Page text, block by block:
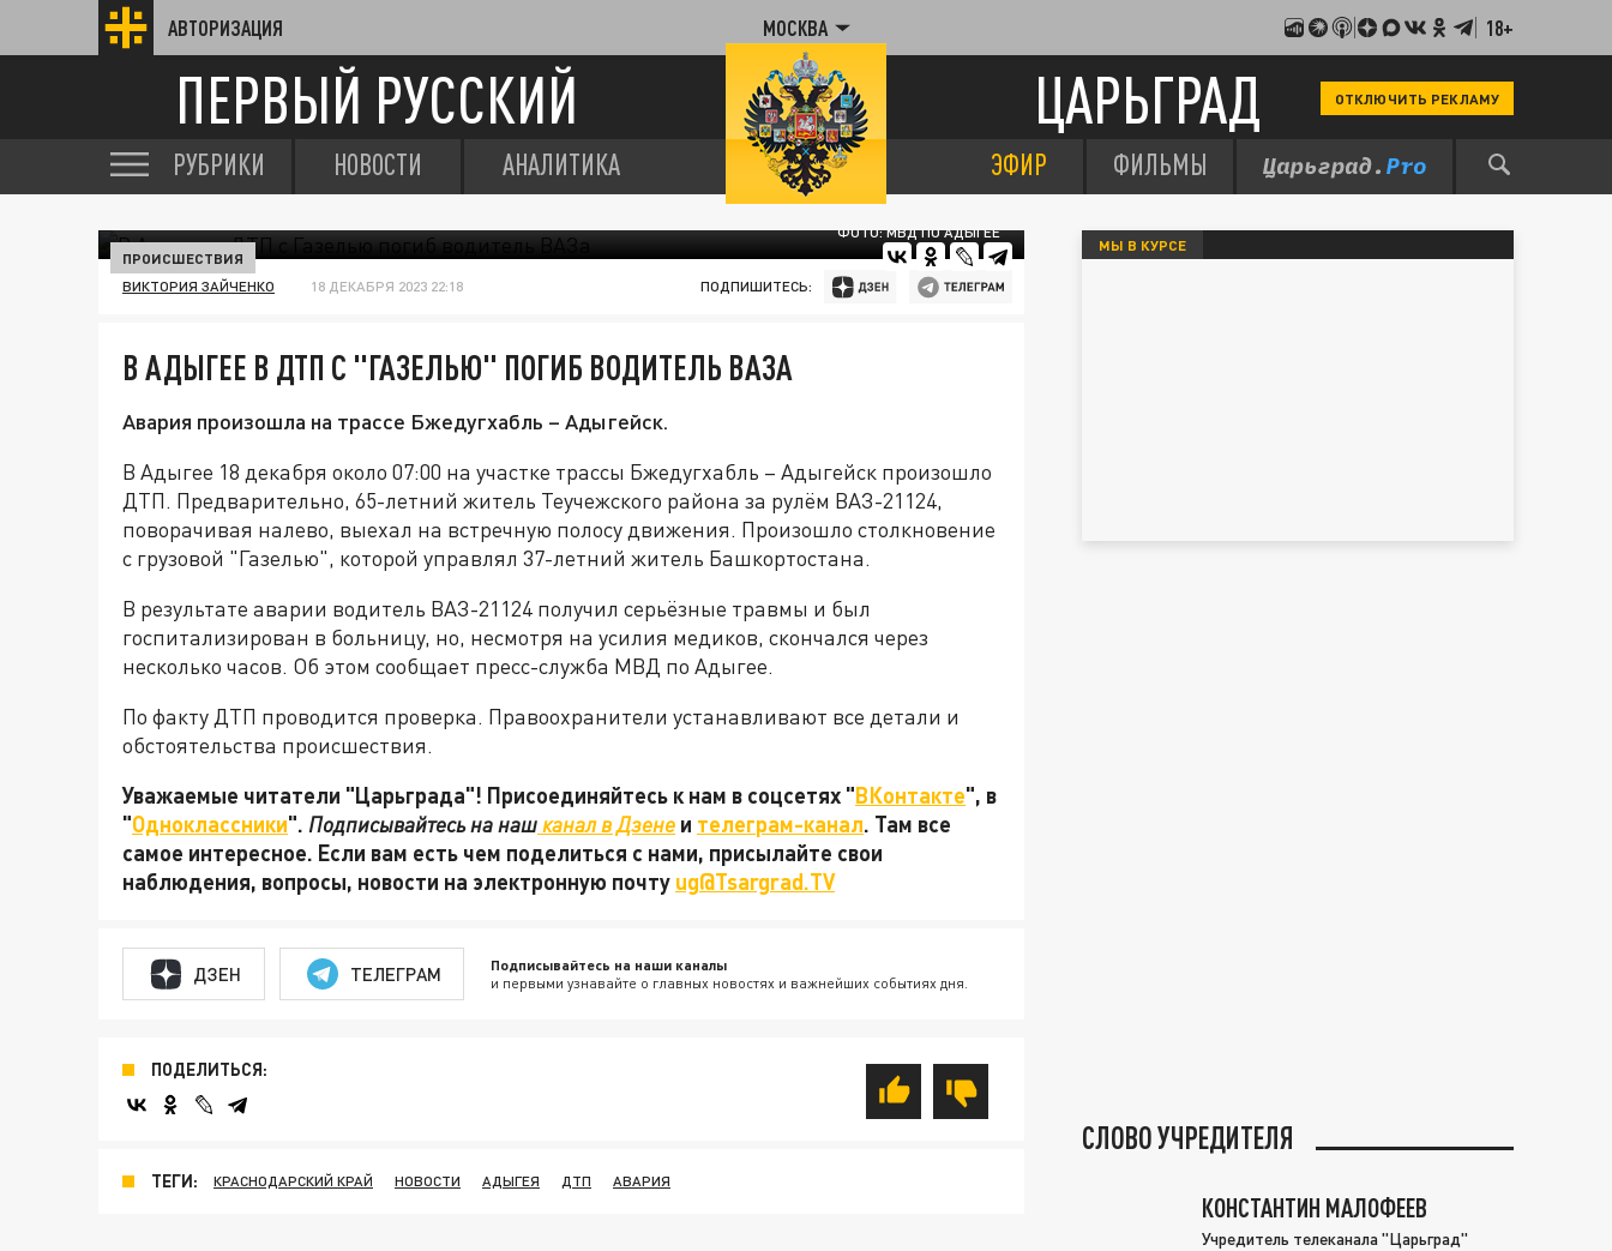
АВТОРИЗАЦИЯ МОСКВА 18+
ПЕРВЫЙ РУССКИЙ ЦАРЬГРАД ОТКЛЮЧИТЬ РЕКЛАМУ
РУБРИКИ НОВОСТИ АНАЛИТИКА ЭФИР ФИЛЬМЫ
ФОТО: МВД ПО АДЫГЕЕ
ПРОИСШЕСТВИЯ
ВИКТОРИЯ ЗАЙЧЕНКО 18 ДЕКАБРЯ 2023 22:18 ПОДПИШИТЕСЬ:
В АДЫГЕЕ В ДТП С "ГАЗЕЛЬЮ" ПОГИБ ВОДИТЕЛЬ ВАЗА
Авария произошла на трассе Бжедугхабль – Адыгейск.
В Адыгее 18 декабря около 07:00 на участке трассы Бжедугхабль – Адыгейск произошло
ДТП. Предварительно, 65-летний житель Теучежского района за рулём ВАЗ-21124,
поворачивая налево, выехал на встречную полосу движения. Произошло столкновение
с грузовой "Газелью", которой управлял 37-летний житель Башкортостана.
В результате аварии водитель ВАЗ-21124 получил серьёзные травмы и был
госпитализирован в больницу, но, несмотря на усилия медиков, скончался через
несколько часов. Об этом сообщает пресс-служба МВД по Адыгее.
По факту ДТП проводится проверка. Правоохранители устанавливают все детали и
обстоятельства происшествия.
Уважаемые читатели "Царьграда"! Присоединяйтесь к нам в соцсетях "ВКонтакте", в
"Одноклассники". Подписывайтесь на нашканал в Дзене и телеграм-канал. Там все
самое интересное. Если вам есть чем поделиться с нами, присылайте свои
наблюдения, вопросы, новости на электронную почту ug@Tsargrad.TV
ДЗЕН ТЕЛЕГРАМ Подписывайтесь на наши каналы
и первыми узнавайте о главных новостях и важнейших событиях дня.
ПОДЕЛИТЬСЯ:
ТЕГИ: КРАСНОДАРСКИЙ КРАЙ НОВОСТИ АДЫГЕЯ ДТП АВАРИЯ
МЫ В КУРСЕ
СЛОВО УЧРЕДИТЕЛЯ
КОНСТАНТИН МАЛОФЕЕВ
Учредитель телеканала "Царьград"